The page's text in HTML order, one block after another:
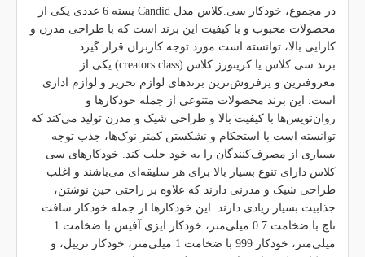
در مجموع، خودکار سی.کلاس مدل Candid بسته 6 عددی یکی از
محصولات محبوب و با کیفیت این برند است که با طراحی مدرن و
کارایی بالا، توانسته است مورد توجه کاربران قرار گیرد.
برند سی کلاس یا کریتورز کلاس (creators class) یکی از
معروفترین و پرفروش‌ترین برندهای لوازم تحریر و لوازم اداری
است. این برند محصولات متنوعی از جمله خودکارها و
روان‌نویس‌ها با کیفیت بالا و طراحی شیک و مدرن تولید می‌کند که
توانسته است با استحکام و نشکستن کمتر نوک‌ها، جذب توجه
بسیاری از مصرف‌کنندگان را به خود جلب کند. خودکارهای سی
کلاس دارای تنوع بسیار بالا برای هر سلیقه‌ای می‌باشند و اغلب
طراحی شیک و مدرنی دارند که علاوه بر راحتی حین نوشتن،
جذابیت بسیار زیادی دارند. این خودکارها از جمله خودکار سافت
تاچ با ضخامت 0.7 میلی‌متر، خودکار ایزی آفیس با ضخامت 1
میلی‌متر، خودکار 999 با ضخامت 1 میلی‌متر، خودکار تریپل، و